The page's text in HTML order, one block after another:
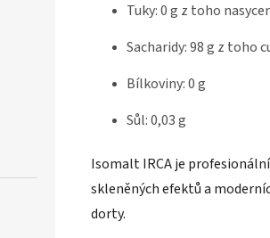
Tuky: 0 g z toho
Sacharidy: 98 g z toho
Bílkoviny: 0 g
Sůl: 0,03 g
Isomalt IRCA je
skleněných efektů a
dorty.